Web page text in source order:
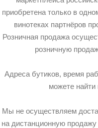
приобретена только в
винотеках партнёров
Розничная продажа
розничную
Адреса бутиков, время
можете найти
Мы не осуществляем
на дистанционную